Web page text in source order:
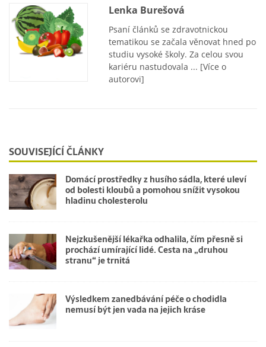
Lenka Burešová
Psaní článků se zdravotnickou
tematikou se začala věnovat hned po
studiu vysoké školy. Za celou svou
kariéru nastudovala ... [Více o
autorovi]
SOUVISEJÍCÍ ČLÁNKY
Domácí prostředky z husího sádla, které uleví
od bolesti kloubů a pomohou snížit vysokou
hladinu cholesterolu
Nejzkušenější lékařka odhalila, čím přesně si
prochází umírající lidé. Cesta na „druhou
stranu“ je trnitá
Výsledkem zanedbávání péče o chodidla
nemusí být jen vada na jejich kráse